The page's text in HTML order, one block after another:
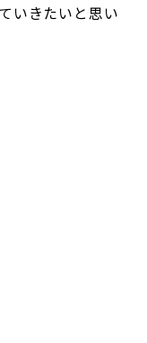
いきたいと思い